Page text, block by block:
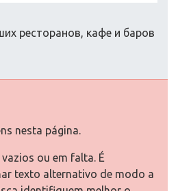
ресторанов, кафе и баров
nesta página.
ou em falta. É
texto alternativo de modo a